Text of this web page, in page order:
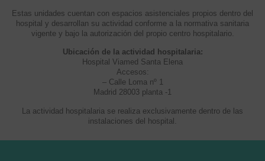
Estas unidades cuentan con espacios asistenciales propios dentro del
hospital y desarrollan su actividad conforme a la normativa sanitaria
vigente y bajo la autorización del propio centro hospitalario.
Ubicación de la actividad hospitalaria:
Hospital Viamed Santa Elena
Accesos:
– Calle Loma nº 1
Madrid 28003 planta -1
La actividad hospitalaria se realiza exclusivamente dentro de las
instalaciones del hospital.